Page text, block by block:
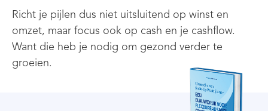
Richt je pijlen dus niet uitsluitend op winst en
omzet, maar focus ook op cash en je cashflow.
Want die heb je nodig om gezond verder te
groeien.